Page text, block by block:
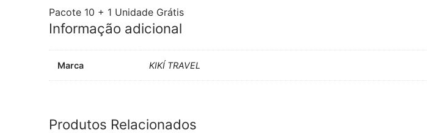
Pacote 10 + 1 Unidade Grátis
Informação adicional
Marca KIKÍ TRAVEL
Produtos Relacionados